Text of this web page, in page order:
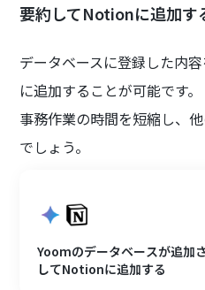
要約してNotionに追加す
データベースに登録した内
に追加することが可能です。
事務作業の時間を短縮し、
でしょう。
Yoomのデータベースが追加
してNotionに追加する